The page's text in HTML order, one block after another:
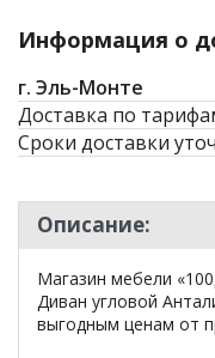
Информация о
г. Эль-Монте
Доставка по
Сроки доставки
Описание:
Магазин мебели
Диван угловой
выгодным ценам от